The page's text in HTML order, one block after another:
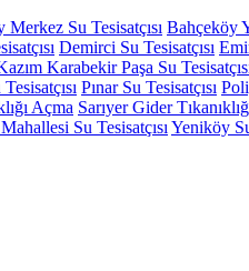
Merkez Su Tesisatçısı Bahçeköy
Demirci Su Tesisatçısı
Karabekir Paşa Su
Pınar Su Tesisatçısı
Açma Sarıyer Gider
Su Tesisatçısı Yeniköy